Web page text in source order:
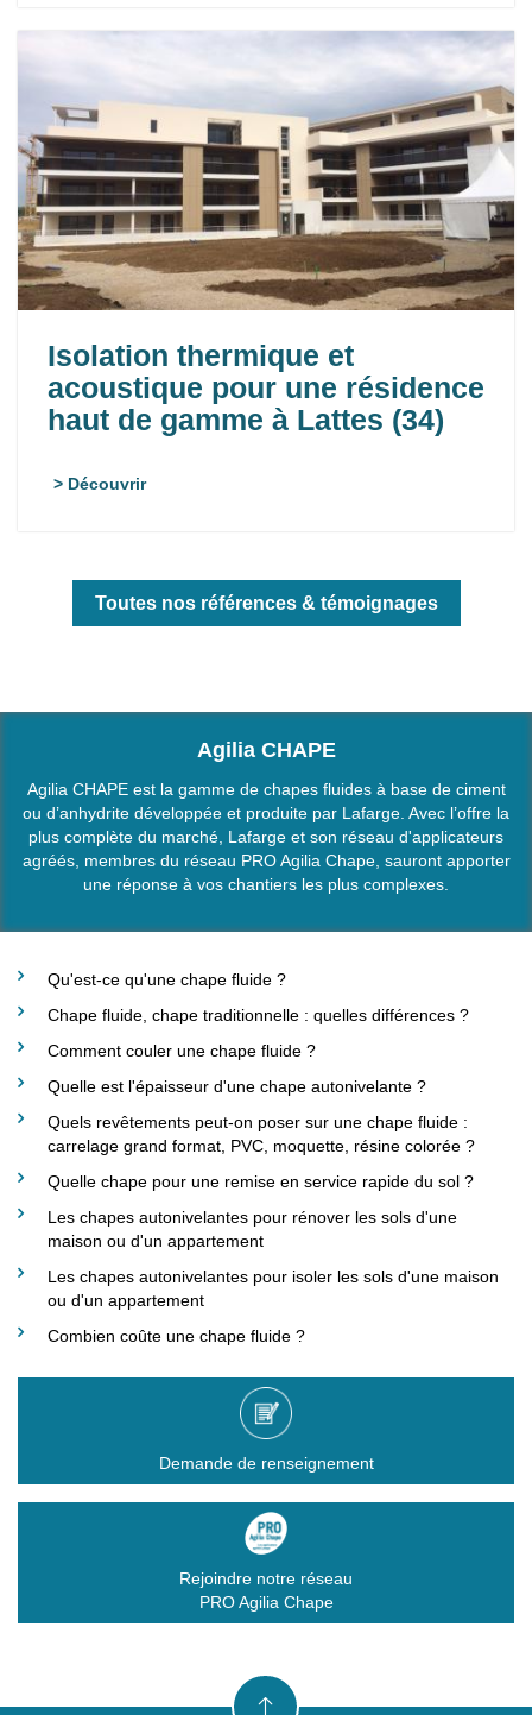
Isolation thermique et
acoustique pour une résidence
haut de gamme à Lattes (34)
> Découvrir
Toutes nos références & témoignages
Agilia CHAPE
Agilia CHAPE est la gamme de chapes fluides à base de ciment
ou d’anhydrite développée et produite par Lafarge. Avec l’offre la
plus complète du marché, Lafarge et son réseau d'applicateurs
agréés, membres du réseau PRO Agilia Chape, sauront apporter
une réponse à vos chantiers les plus complexes.
Qu'est-ce qu'une chape fluide ?
Chape fluide, chape traditionnelle : quelles différences ?
Comment couler une chape fluide ?
Quelle est l'épaisseur d'une chape autonivelante ?
Quels revêtements peut-on poser sur une chape fluide :
carrelage grand format, PVC, moquette, résine colorée ?
Quelle chape pour une remise en service rapide du sol ?
Les chapes autonivelantes pour rénover les sols d'une
maison ou d'un appartement
Les chapes autonivelantes pour isoler les sols d'une maison
ou d'un appartement
Combien coûte une chape fluide ?
Demande de renseignement
Rejoindre notre réseau
PRO Agilia Chape